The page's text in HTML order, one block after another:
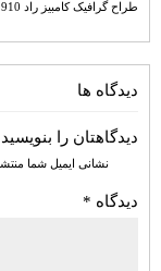
طراح گرافیک کامبیز راد 1910 طرح در طرح لایه باز – طرح ۲۰ دارد .
دیدگاه ها
دیدگاهتان را بنویسید
نشانی ایمیل شما
دیدگاه *